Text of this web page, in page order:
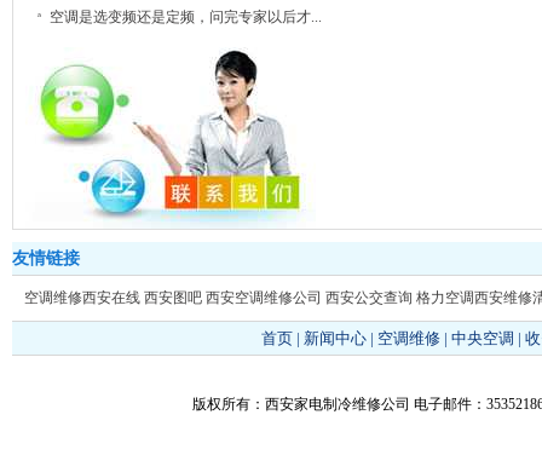
空调是选变频还是定频，问完专家以后才...
友情链接
空调维修西安在线 西安图吧 西安空调维修公司 西安公交查询 格力空调西安维修
首页| 新闻中心| 空调维修| 中央空调 |
版权所有：西安家电制冷维修公司 电子邮件：